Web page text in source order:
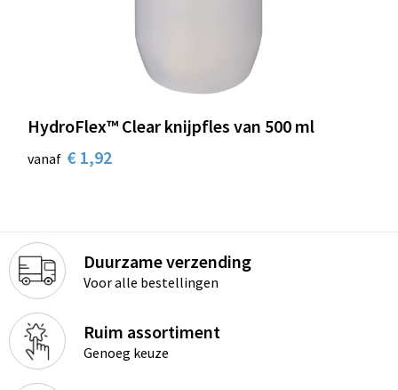
HydroFlex™ Clear knijpfles van 500 ml
vanaf € 1,92
Duurzame verzending
Voor alle bestellingen
Ruim assortiment
Genoeg keuze